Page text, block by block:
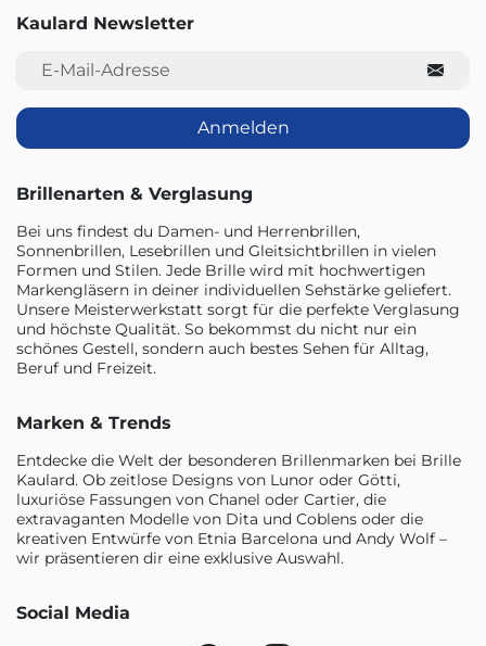
Kaulard Newsletter
E-Mail-Adresse
Anmelden
Brillenarten & Verglasung
Bei uns findest du Damen- und Herrenbrillen,
Sonnenbrillen, Lesebrillen und Gleitsichtbrillen in vielen
Formen und Stilen. Jede Brille wird mit hochwertigen
Markengläsern in deiner individuellen Sehstärke geliefert.
Unsere Meisterwerkstatt sorgt für die perfekte Verglasung
und höchste Qualität. So bekommst du nicht nur ein
schönes Gestell, sondern auch bestes Sehen für Alltag,
Beruf und Freizeit.
Marken & Trends
Entdecke die Welt der besonderen Brillenmarken bei Brille
Kaulard. Ob zeitlose Designs von Lunor oder Götti,
luxuriöse Fassungen von Chanel oder Cartier, die
extravaganten Modelle von Dita und Coblens oder die
kreativen Entwürfe von Etnia Barcelona und Andy Wolf –
wir präsentieren dir eine exklusive Auswahl.
Social Media